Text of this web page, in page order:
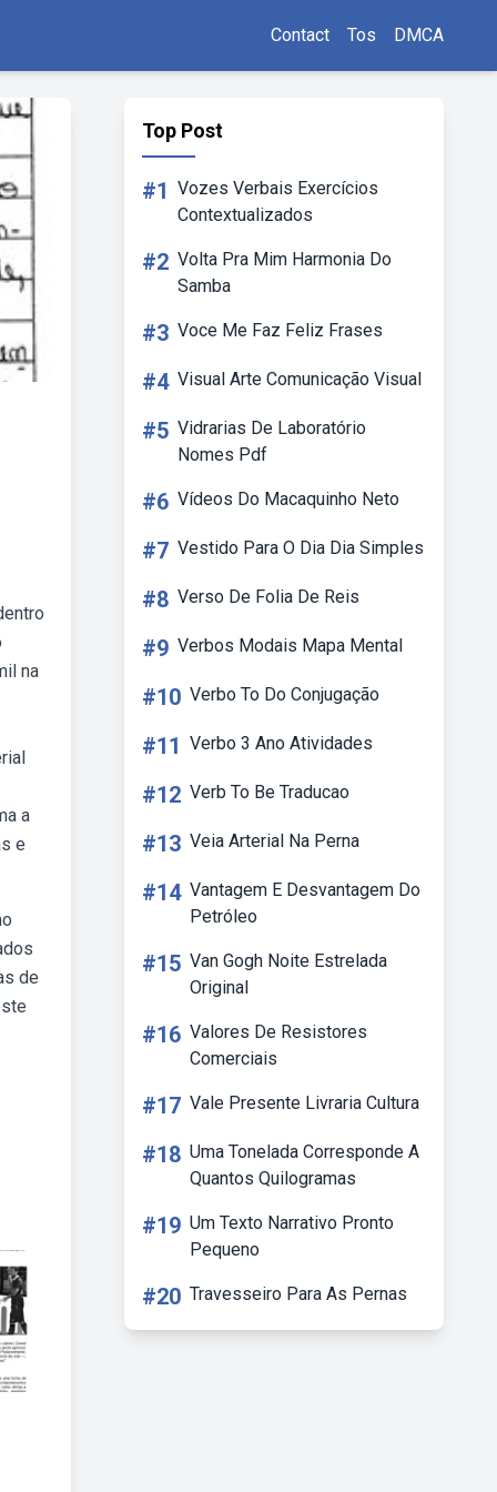
Contact Tos DMCA
na
a
e
de
Top Post
#1 Vozes Verbais Exercícios
Contextualizados
#2 Volta Pra Mim Harmonia Do
Samba
#3 Voce Me Faz Feliz Frases
#4 Visual Arte Comunicação Visual
#5 Vidrarias De Laboratório
Nomes Pdf
#6 Vídeos Do Macaquinho Neto
#7 Vestido Para O Dia Dia Simples
#8 Verso De Folia De Reis
#9 Verbos Modais Mapa Mental
#10 Verbo To Do Conjugação
#11 Verbo 3 Ano Atividades
#12 Verb To Be Traducao
#13 Veia Arterial Na Perna
#14 Vantagem E Desvantagem Do
Petróleo
#15 Van Gogh Noite Estrelada
Original
#16 Valores De Resistores
Comerciais
#17 Vale Presente Livraria Cultura
#18 Uma Tonelada Corresponde A
Quantos Quilogramas
#19 Um Texto Narrativo Pronto
Pequeno
#20 Travesseiro Para As Pernas